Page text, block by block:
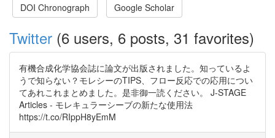
DOI Chronograph Google Scholar
Twitter (6 users, 6 posts, 31 favorites)
有機合成化学協会誌に論文が出版されました。知っているよ
うで知らない？モレシーのTIPS、フロー反応での応用につい
てあれこれまとめました。是非御一読ください。 J-STAGE
Articles - モレキュラーシーブの新たな使用法
https://t.co/RIppH8yEmM